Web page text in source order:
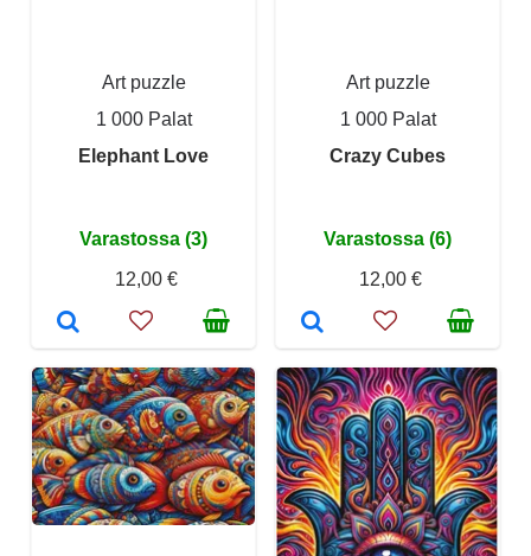
Art puzzle
1 000 Palat
Elephant Love
Varastossa (3)
12,00 €
Art puzzle
1 000 Palat
Crazy Cubes
Varastossa (6)
12,00 €